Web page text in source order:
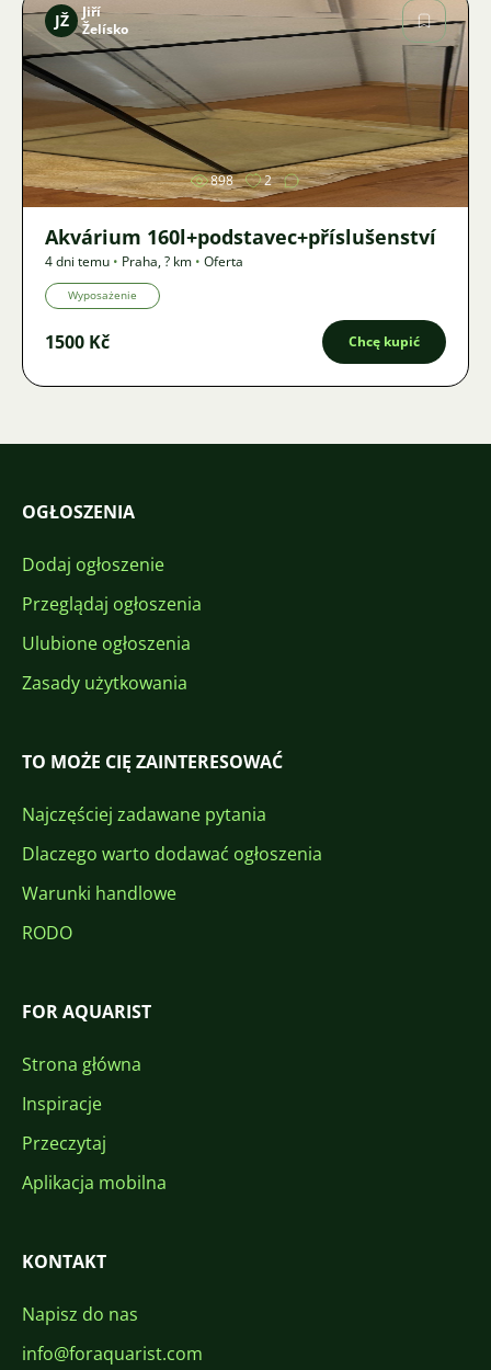
Zdjęcie
JŽ
Jiří
Želísko
898 2
Akvárium 160l+podstavec+příslušenství
4 dni temu • Praha,? km • Oferta
Wyposażenie
1500 Kč Chcę kupić
OGŁOSZENIA
Dodaj ogłoszenie
Przeglądaj ogłoszenia
Ulubione ogłoszenia
Zasady użytkowania
TO MOŻE CIĘ ZAINTERESOWAĆ
Najczęściej zadawane pytania
Dlaczego warto dodawać ogłoszenia
Warunki handlowe
RODO
FOR AQUARIST
Strona główna
Inspiracje
Przeczytaj
Aplikacja mobilna
KONTAKT
Napisz do nas
info@foraquarist.com